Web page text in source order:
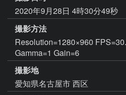
2020年9月28日 4時30分49秒
撮影方法
Resolution=1280×960
Gamma=1 Gain=6
撮影地
愛知県名古屋市 西区